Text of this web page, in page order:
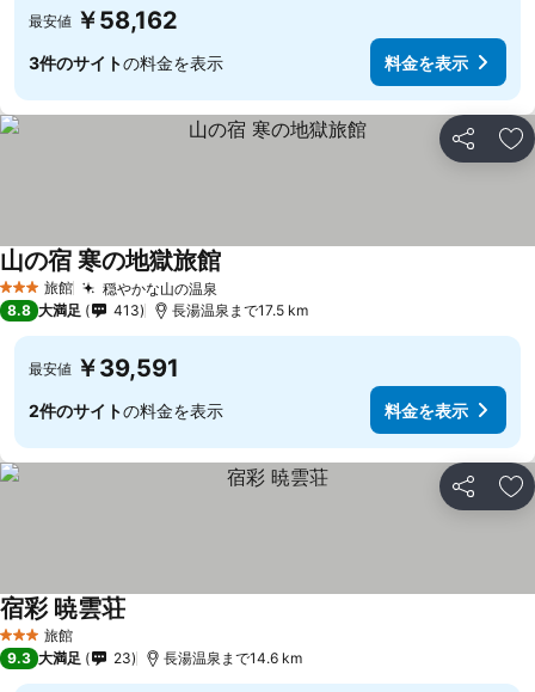
最安値 ￥58,162
3件のサイトの料金を表示 料金を表示
シェア お
3 ホテルのランク
旅館 穏やかな山の温泉料金を表示
山の宿 寒の地獄旅館
8.8 大満足 413 長湯温泉まで17.5 km
最安値 ￥39,591
2件のサイトの料金を表示 料金を表示
シェア お
3 ホテルのランク
旅館
宿彩 暁雲荘
9.3 大満足 23 長湯温泉まで14.6 km